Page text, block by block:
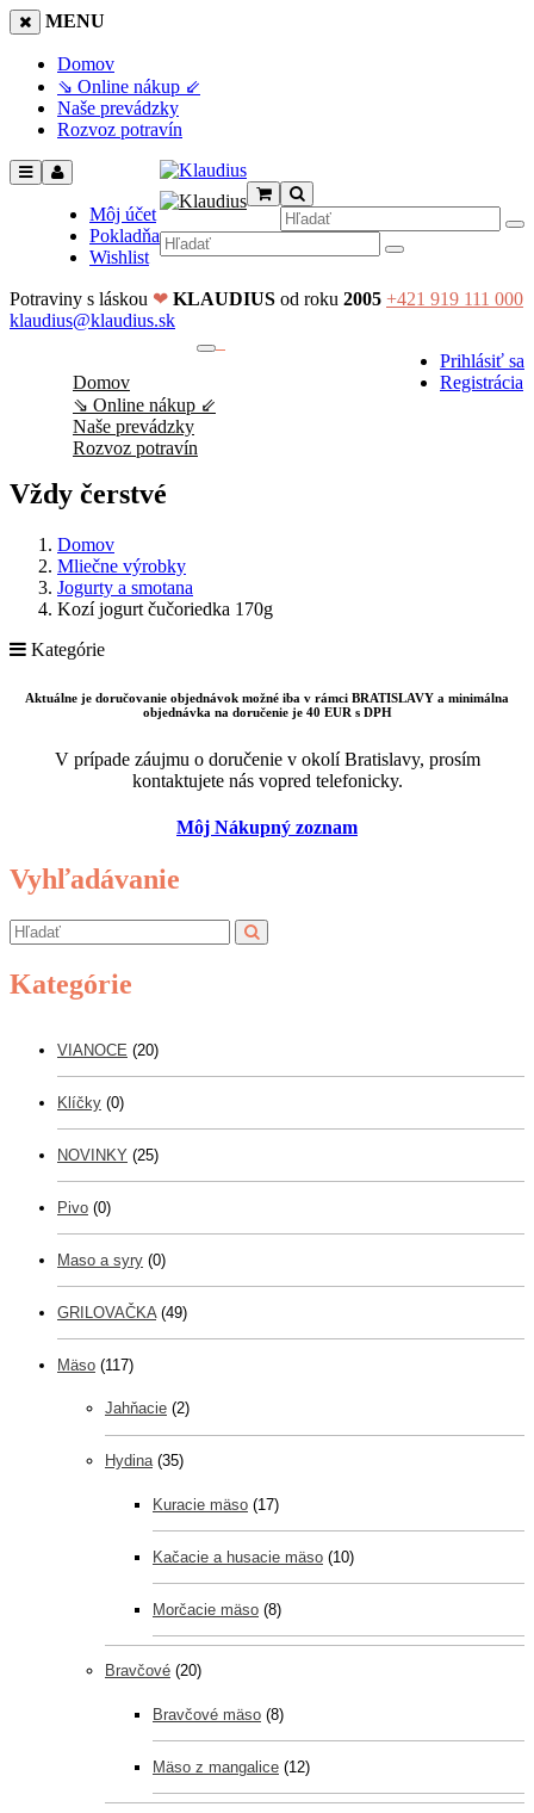
MENU
Domov
⇘ Online nákup ⇙
Naše prevádzky
Rozvoz potravín
Môj účet
Pokladňa
Wishlist
Potraviny s láskou ❤ KLAUDIUS od roku 2005 +421 919 111 000
klaudius@klaudius.sk
Prihlásiť sa
Registrácia
Domov
⇘ Online nákup ⇙
Naše prevádzky
Rozvoz potravín
Vždy čerstvé
Domov
Mliečne výrobky
Jogurty a smotana
Kozí jogurt čučoriedka 170g
Kategórie
Aktuálne je doručovanie objednávok možné iba v rámci BRATISLAVY a minimálna
objednávka na doručenie je 40 EUR s DPH
V prípade záujmu o doručenie v okolí Bratislavy, prosím
kontaktujete nás vopred telefonicky.
Môj Nákupný zoznam
Vyhľadávanie
Kategórie
VIANOCE (20)
Klíčky (0)
NOVINKY (25)
Pivo (0)
Maso a syry (0)
GRILOVAČKA (49)
Mäso (117)
Jahňacie (2)
Hydina (35)
Kuracie mäso (17)
Kačacie a husacie mäso (10)
Morčacie mäso (8)
Bravčové (20)
Bravčové mäso (8)
Mäso z mangalice (12)